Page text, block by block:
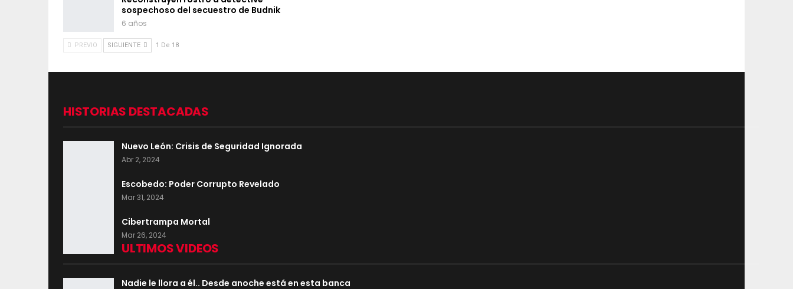
sospechoso del secuestro de Budnik
6 años
PREVIO SIGUIENTE 1 De 18
HISTORIAS DESTACADAS
Nuevo León: Crisis de Seguridad Ignorada
Abr 2, 2024
Escobedo: Poder Corrupto Revelado
Mar 31, 2024
Cibertrampa Mortal
Mar 26, 2024
ULTIMOS VIDEOS
Nadie le llora a él.. Desde anoche está en esta banca